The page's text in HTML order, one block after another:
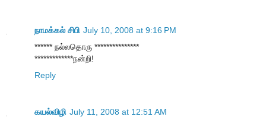
நாமக்கல் சிபி July 10, 2008 at 9:16 PM
****** நல்லதொரு ***************
*************நன்றி!
Reply
கயல்விழி July 11, 2008 at 12:51 AM